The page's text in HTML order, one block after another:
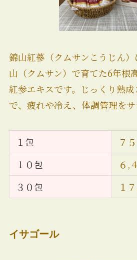
錦山紅蔘（クムサンこうじん
山（クムサン）で育てた6年根
紅参エキスです。じっくり熟
で、疲れや冷え、体調管理をサ
１包
７
１０包
６,
３０包
１
イサゴール